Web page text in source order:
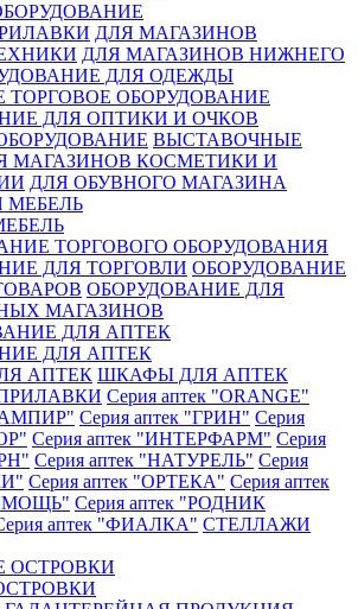
ДЛЯ МАГАЗИНОВ
ДЛЯ МАГАЗИНОВ НИЖНЕГО
ДЛЯ ОДЕЖДЫ
ОБОРУДОВАНИЕ
ДЛЯ ОПТИКИ И ОЧКОВ
ВЫСТАВОЧНЫЕ
МАГАЗИНОВ КОСМЕТИКИ И
ДЛЯ ОБУВНОГО МАГАЗИНА
ТОРГОВОГО ОБОРУДОВАНИЯ
ДЛЯ ТОРГОВЛИ ОБОРУДОВАНИЕ
ОБОРУДОВАНИЕ ДЛЯ
МАГАЗИНОВ
ДЛЯ АПТЕК
АПТЕК ШКАФЫ ДЛЯ АПТЕК
Серия аптек "ORANGE"
"АМПИР" Серия аптек "ГРИН" Серия
Серия аптек "ИНТЕРФАРМ" Серия
Серия аптек "НАТУРЕЛЬ" Серия
Серия аптек "ОРТЕКА" Серия аптек
Серия аптек "РОДНИК
аптек "ФИАЛКА" СТЕЛЛАЖИ